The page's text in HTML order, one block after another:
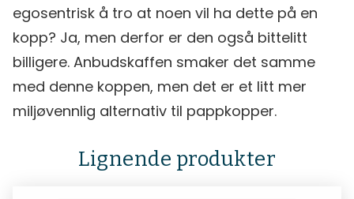
egosentrisk å tro at noen vil ha dette på en
kopp? Ja, men derfor er den også bittelitt
billigere. Anbudskaffen smaker det samme
med denne koppen, men det er et litt mer
miljøvennlig alternativ til pappkopper.
Lignende produkter